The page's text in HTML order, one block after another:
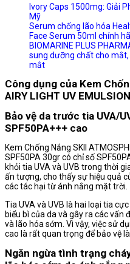
Ivory Caps 1500mg: Giải
Mỹ
Serum chống lão hóa
Face Serum 50ml chính
BIOMARINE PLUS
sung dưỡng chất cho
mắt
Công dụng của Kem
AIRY LIGHT UV
Bảo vệ da trước tia UVA/
SPF50PA+++ cao
Kem Chống Nắng SKII
SPF50PA 30gr có chỉ số
khỏi tia UVA và UVB trong thời
ấn tượng, cho thấy sự hiệu quả
các tác hại từ ánh nắng mặt trời.
Tia UVA và UVB là hai loại tia
biểu bì của da và gây ra các vấn
và lão hóa sớm. Vì vậy, việc sử
cao là rất quan trọng để bảo vệ
Ngăn ngừa tình trạng